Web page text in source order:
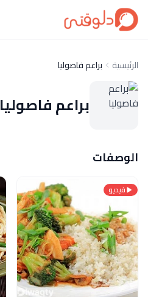
الرئيسية براعم فاصوليا
براعم فاصوليا
الوصفات
فيديو